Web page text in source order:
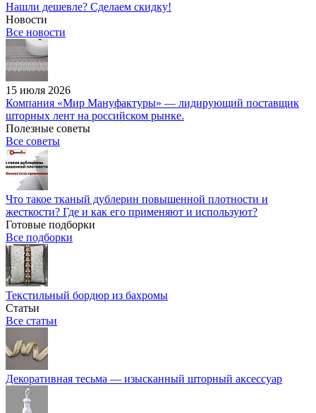
Нашли дешевле? Сделаем скидку!
Новости
Все новости
15 июля 2026
Компания «Мир Мануфактуры» — лидирующий поставщик
шторных лент на российском рынке.
Полезные советы
Все советы
Что такое тканый дублерин повышенной плотности и
жесткости? Где и как его применяют и используют?
Готовые подборки
Все подборки
Текстильный бордюр из бахромы
Статьи
Все статьи
Декоративная тесьма — изысканный шторный аксессуар